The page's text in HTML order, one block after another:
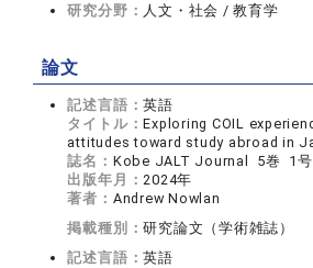
研究分野： 人文・社会 / 教育学
論文
記述言語：英語
タイトル：Exploring COIL
attitudes toward study abroad in
誌名： Kobe JALT Journal 5巻 1号
出版年月：2024年
著者： Andrew Nowlan
掲載種別：研究論文（学術雑誌）
記述言語：英語